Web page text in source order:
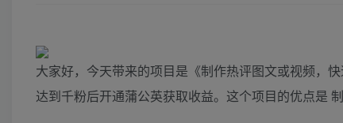
大家好，今天带来的项目是《制作热评图文或视频，
达到千粉后开通蒲公英获取收益。这个项目的优点是